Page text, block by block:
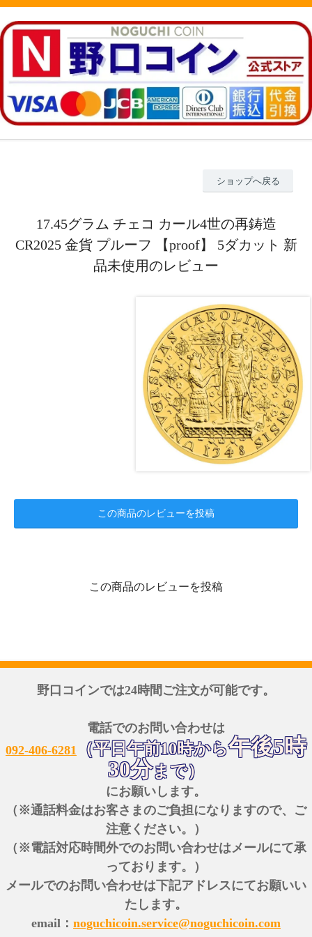
ショップへ戻る
17.45グラム チェコ カール4世の再鋳造
CR2025 金貨 プルーフ 【proof】 5ダカット 新
品未使用のレビュー
この商品のレビューを投稿
この商品のレビューを投稿
野口コインでは24時間ご注文が可能です。
電話でのお問い合わせは
092-406-6281
（平日午前10時から午後5時
30分まで）
にお願いします。
（※通話料金はお客さまのご負担になりますので、ご
注意ください。）
（※電話対応時間外でのお問い合わせはメールにて承
っております。）
メールでのお問い合わせは下記アドレスにてお願いい
たします。
email： noguchicoin.service@noguchicoin.com